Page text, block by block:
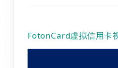
FotonCard虚拟信用卡